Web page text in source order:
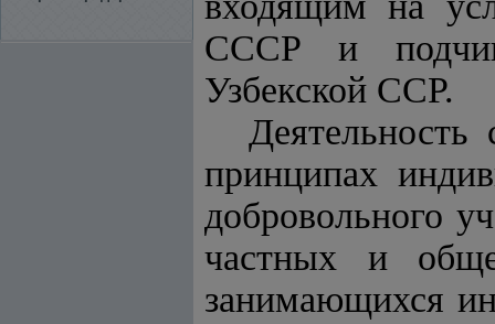
СССР и
Узбекской ССР.
принципах
добровольного
частных и
занимающихся